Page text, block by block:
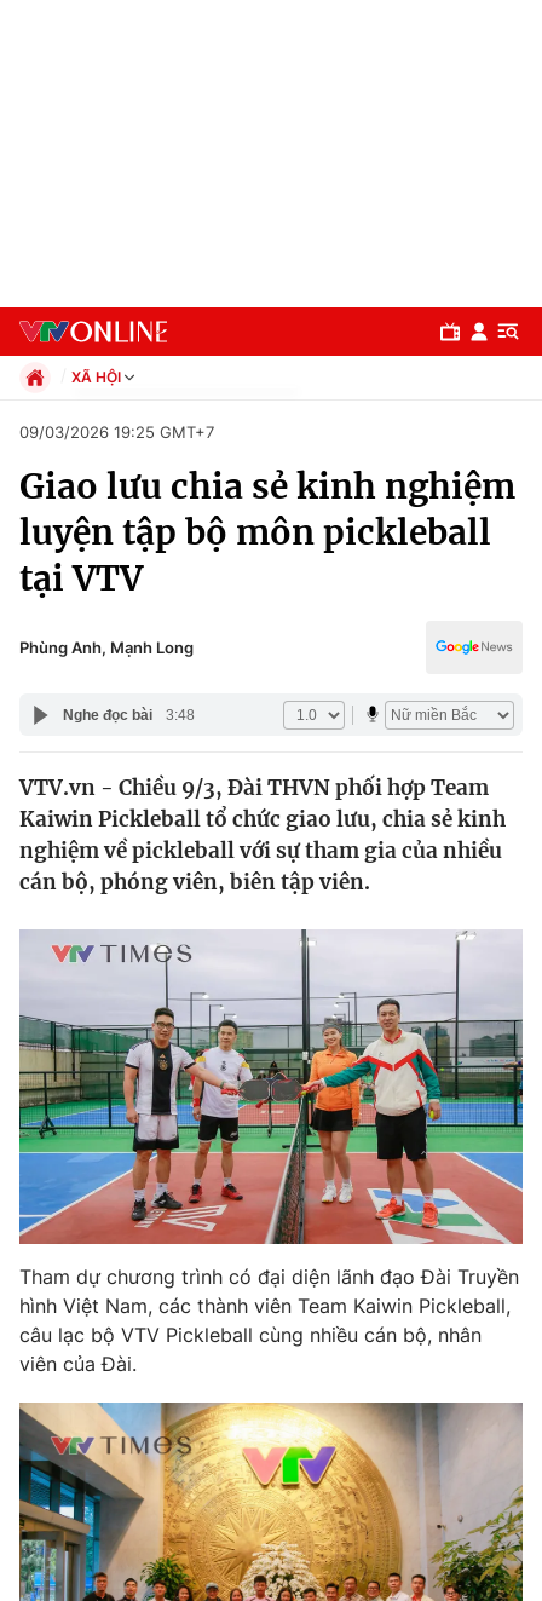
Chuyên mục
Chính trị
Thế giới
Tin tức
Thế giới đó đây
Câu chuyện quốc tế
Kinh tế
Tài chính
Góc doanh nghiệp
Dữ liệu và đời sống
Truyền hình
Phim VTV
Hậu trường
Nhân vật
Khán giả
Giải sao mai
Giải trí
Điện ảnh
Âm nhạc
Đời sống
Du lịch
Làm đẹp
Chất lượng cuộc sống
Giáo dục
Tuyển sinh
Học trực tuyến
Công nghệ
Hitech Công nghệ tương lai
Sản phẩm
Thị trường
Tư vấn
Lịch phát sóng
Chuyên mục khác
XÃ HỘI
Xã hội
Pháp luật
Thể thao
Truyền hình
Đời sống
Giáo dục
09/03/2026 19:25 GMT+7
Giao lưu chia sẻ kinh nghiệm
luyện tập bộ môn pickleball
tại VTV
Phùng Anh, Mạnh Long
Nghe đọc bài 3:48
VTV.vn - Chiều 9/3, Đài THVN phối hợp Team
Kaiwin Pickleball tổ chức giao lưu, chia sẻ kinh
nghiệm về pickleball với sự tham gia của nhiều
cán bộ, phóng viên, biên tập viên.
Tham dự chương trình có đại diện lãnh đạo Đài Truyền
hình Việt Nam, các thành viên Team Kaiwin Pickleball,
câu lạc bộ VTV Pickleball cùng nhiều cán bộ, nhân
viên của Đài.